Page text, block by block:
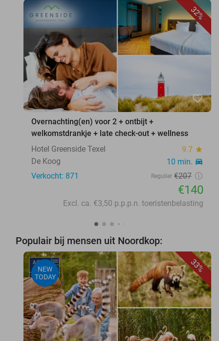
32%
favorite_border
Overnachting(en) voor 2 + ontbijt +
welkomstdrankje + late check-out + wellness
Hotel Greenside Texel
9.7 star
De Koog 10 min. directions_car
Verkocht: 871 Regulier €207
€140
Excl. ca. €3,50 p.p.p.n. toeristenbelasting
Populair bij mensen uit Noordkop:
33%
NEW
TODAY